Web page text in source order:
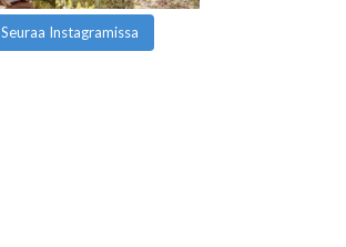
Seuraa Instagramissa